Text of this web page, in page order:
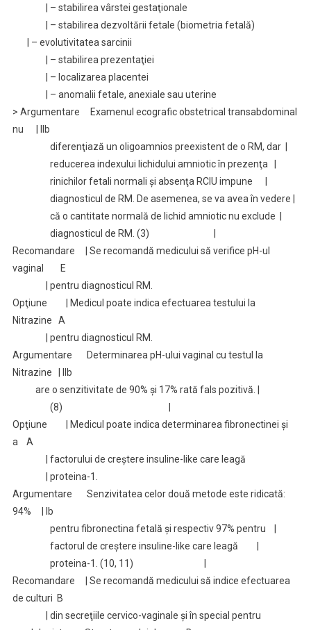
| – stabilirea vârstei gestaţionale
| – stabilirea dezvoltării fetale (biometria fetală)
| – evolutivitatea sarcinii
| – stabilirea prezentaţiei
| – localizarea placentei
| – anomalii fetale, anexiale sau uterine
> Argumentare Examenul ecografic obstetrical transabdominal
nu | IIb
diferenţiază un oligoamnios preexistent de o RM, dar |
reducerea indexului lichidului amniotic în prezenţa |
rinichilor fetali normali şi absenţa RCIU impune |
diagnosticul de RM. De asemenea, se va avea în vedere |
că o cantitate normală de lichid amniotic nu exclude |
diagnosticul de RM. (3) |
Recomandare | Se recomandă medicului să verifice pH-ul
vaginal E
| pentru diagnosticul RM.
Opţiune | Medicul poate indica efectuarea testului la
Nitrazine A
| pentru diagnosticul RM.
Argumentare Determinarea pH-ului vaginal cu testul la
Nitrazine | IIb
are o senzitivitate de 90% şi 17% rată fals pozitivă. |
(8) |
Opţiune | Medicul poate indica determinarea fibronectinei şi
a A
| factorului de creştere insuline-like care leagă
| proteina-1.
Argumentare Senzivitatea celor două metode este ridicată:
94% | Ib
pentru fibronectina fetală şi respectiv 97% pentru |
factorul de creştere insuline-like care leagă |
proteina-1. (10, 11) |
Recomandare | Se recomandă medicului să indice efectuarea
de culturi B
| din secreţiile cervico-vaginale şi în special pentru